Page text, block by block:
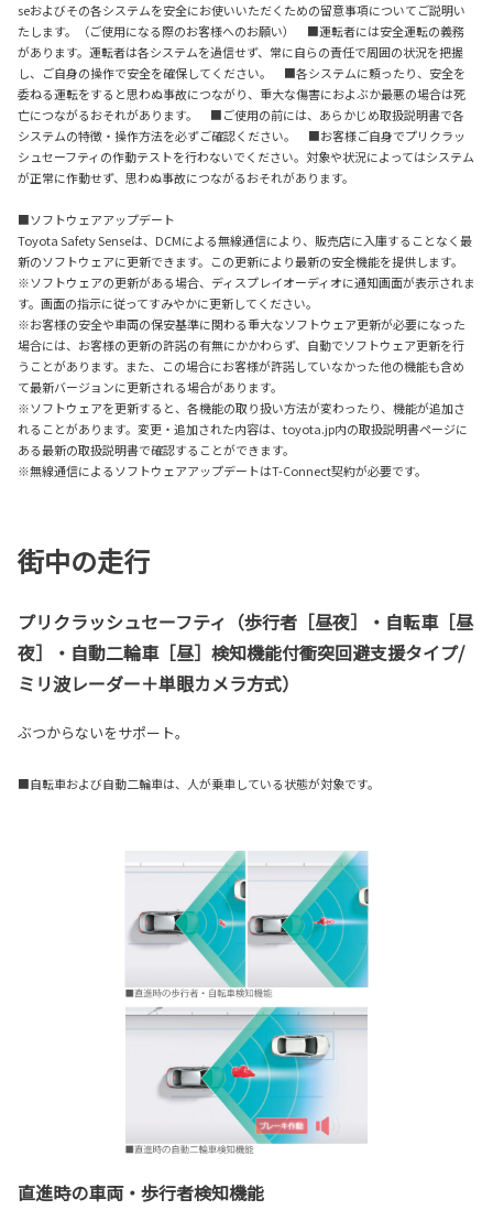
seおよびその各システムを安全にお使いいただくための留意事項についてご説明い
たします。（ご使用になる際のお客様へのお願い） ■運転者には安全運転の義務
があります。運転者は各システムを過信せず、常に自らの責任で周囲の状況を把握
し、ご自身の操作で安全を確保してください。 ■各システムに頼ったり、安全を
委ねる運転をすると思わぬ事故につながり、重大な傷害におよぶか最悪の場合は死
亡につながるおそれがあります。 ■ご使用の前には、あらかじめ取扱説明書で各
システムの特徴・操作方法を必ずご確認ください。 ■お客様ご自身でプリクラッ
シュセーフティの作動テストを行わないでください。対象や状況によってはシステム
が正常に作動せず、思わぬ事故につながるおそれがあります。
■ソフトウェアアップデート
Toyota Safety Senseは、DCMによる無線通信により、販売店に入庫することなく最
新のソフトウェアに更新できます。この更新により最新の安全機能を提供します。
※ソフトウェアの更新がある場合、ディスプレイオーディオに通知画面が表示されま
す。画面の指示に従ってすみやかに更新してください。
※お客様の安全や車両の保安基準に関わる重大なソフトウェア更新が必要になった
場合には、お客様の更新の許諾の有無にかかわらず、自動でソフトウェア更新を行
うことがあります。また、この場合にお客様が許諾していなかった他の機能も含め
て最新バージョンに更新される場合があります。
※ソフトウェアを更新すると、各機能の取り扱い方法が変わったり、機能が追加さ
れることがあります。変更・追加された内容は、toyota.jp内の取扱説明書ページに
ある最新の取扱説明書で確認することができます。
※無線通信によるソフトウェアアップデートはT-Connect契約が必要です。
街中の走行
プリクラッシュセーフティ（歩行者［昼夜］・自転車［昼
夜］・自動二輪車［昼］検知機能付衝突回避支援タイプ/
ミリ波レーダー＋単眼カメラ方式）
ぶつからないをサポート。
■自転車および自動二輪車は、人が乗車している状態が対象です。
直進時の車両・歩行者検知機能